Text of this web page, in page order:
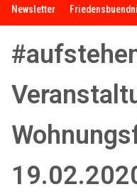
Newsletter